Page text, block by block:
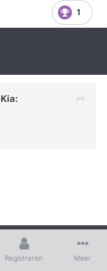
1
:
Registreren Meer